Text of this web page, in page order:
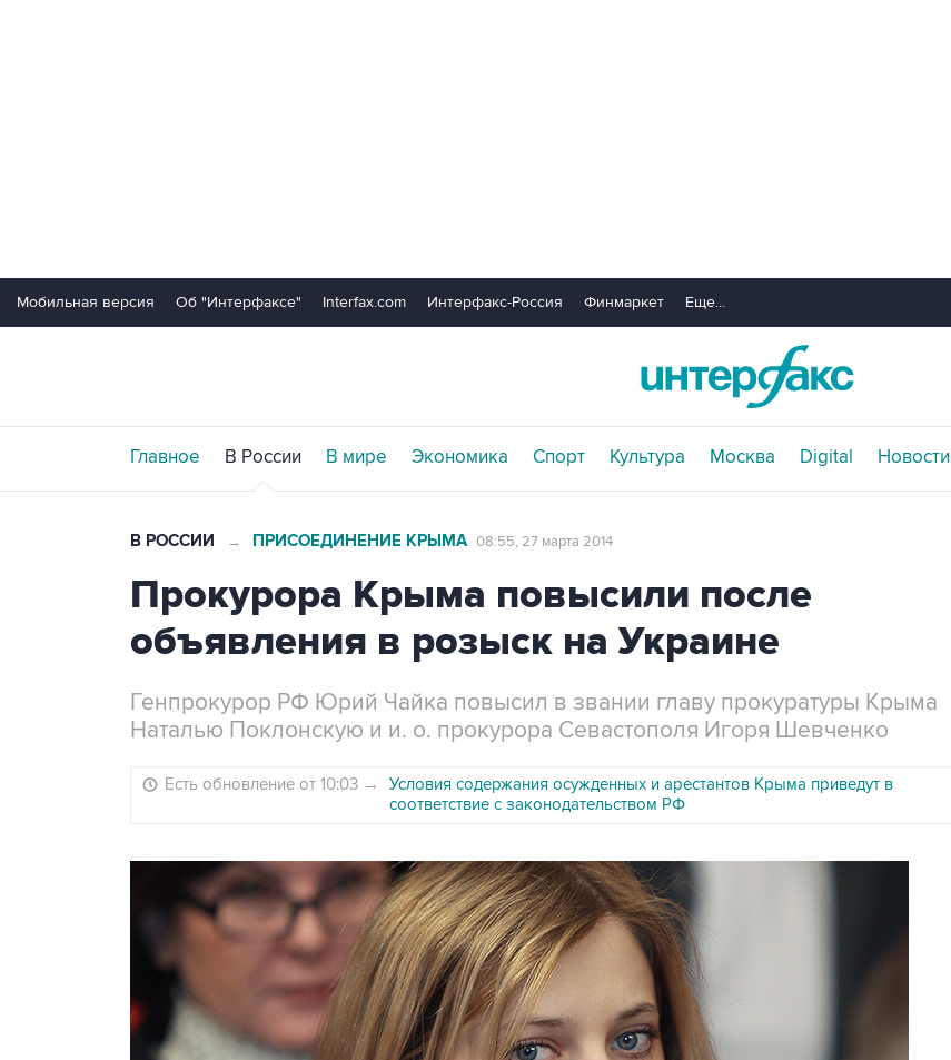
Мобильная версия Об "Интерфаксе" Interfax.com Интерфакс-Россия Финмаркет Еще...
Главное В России В мире Экономика Спорт Культура Москва Digital Новости
В РОССИИ → ПРИСОЕДИНЕНИЕ КРЫМА 08:55, 27 марта 2014
Прокурора Крыма повысили после
объявления в розыск на Украине
Генпрокурор РФ Юрий Чайка повысил в звании главу прокуратуры Крыма
Наталью Поклонскую и и. о. прокурора Севастополя Игоря Шевченко
Есть обновление от 10:03 →
Условия содержания осужденных и арестантов Крыма приведут в
соответствие с законодательством РФ